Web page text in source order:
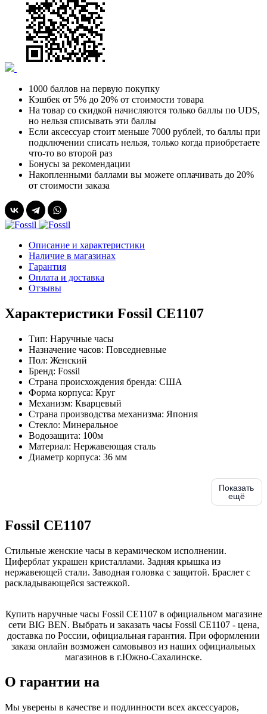
1000 баллов на первую покупку
Кэшбек от 5% до 20% от стоимости товара
На товар со скидкой начисляются только баллы по UDS,
но нельзя списывать эти баллы
Если аксессуар стоит меньше 7000 рублей, то баллы при
подключении списать нельзя, только когда приобретаете
что-то во второй раз
Бонусы за рекомендации
Накопленными баллами вы можете оплачивать до 20%
от стоимости заказа
Описание и характеристики
Наличие в магазинах
Гарантия
Оплата и доставка
Отзывы
Характеристики Fossil CE1107
Тип: Наручные часы
Назначение часов: Повседневные
Пол: Женский
Бренд: Fossil
Страна происхождения бренда: США
Форма корпуса: Круг
Механизм: Кварцевый
Страна производства механизма: Япония
Стекло: Минеральное
Водозащита: 100м
Материал: Нержавеющая сталь
Диаметр корпуса: 36 мм
Показать
ещё
Fossil CE1107
Стильные женские часы в керамическом исполнении.
Циферблат украшен кристаллами. Задняя крышка из
нержавеющей стали. Заводная головка с защитой. Браслет с
раскладывающейся застежкой.
Купить наручные часы Fossil CE1107 в официальном магазине
сети BIG BEN. Выбрать и заказать часы Fossil CE1107 - цена,
доставка по России, официальная гарантия. При оформлении
заказа онлайн возможен самовывоз из наших официальных
магазинов в г.Южно-Сахалинске.
О гарантии на
Мы уверены в качестве и подлинности всех аксессуаров,